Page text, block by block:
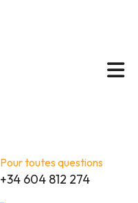
Pour toutes questions
+34 604 812 274